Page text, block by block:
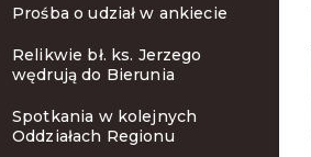
Prośba o udział w ankiecie
Relikwie bł. ks. Jerzego
wędrują do Bierunia
Spotkania w kolejnych
Oddziałach Regionu